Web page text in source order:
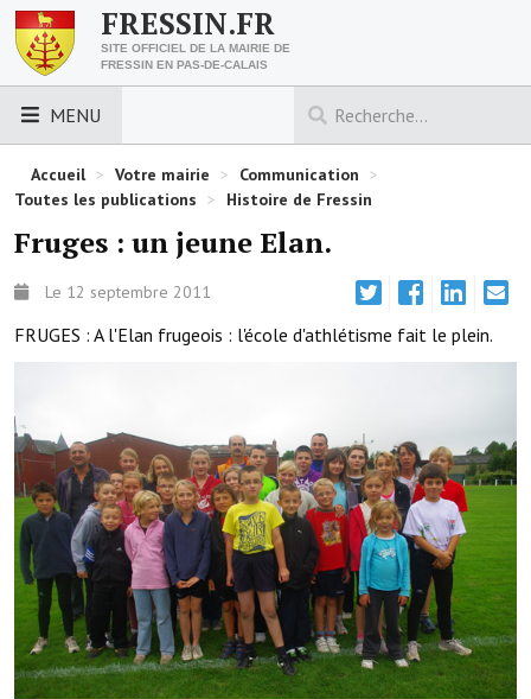
FRESSIN.FR
SITE OFFICIEL DE LA MAIRIE DE
FRESSIN EN PAS-DE-CALAIS
MENU
LES ESSENTIELS
Découvrez Fressin
Urbanisme
Les foulées fressinoises
ACCÈS RAPIDE
Démarches administratives
Projets et travaux en cours
Fêtes et manifestations
Accueil > Votre mairie > Communication >
Toutes les publications > Histoire de Fressin
Fruges : un jeune Elan.
Le 12 septembre 2011
FRUGES : A l'Elan frugeois : l'école d'athlétisme fait le plein.